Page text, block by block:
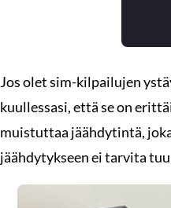
Jos olet sim-kilpailujen
kuullessasi, että se on
muistuttaa jäähdytintä,
jäähdytykseen ei tarvita